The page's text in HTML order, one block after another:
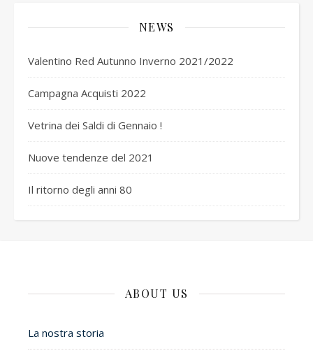
NEWS
Valentino Red Autunno Inverno 2021/2022
Campagna Acquisti 2022
Vetrina dei Saldi di Gennaio !
Nuove tendenze del 2021
Il ritorno degli anni 80
ABOUT US
La nostra storia